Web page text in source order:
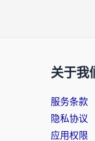
关于我
服务条款
隐私协议
应用权限